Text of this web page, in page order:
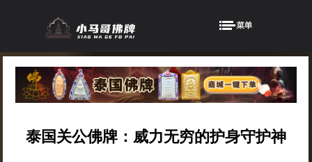
泰国关公佛牌：威力无穷的护身守护神